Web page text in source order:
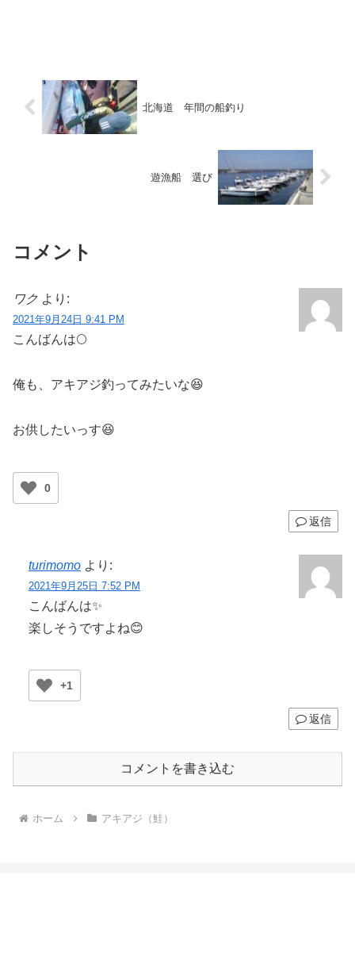
北海道 年間の船釣り
遊漁船 選び
コメント
ワク より:
2021年9月24日 9:41 PM
こんばんは🌕
俺も、アキアジ釣ってみたいな😆
お供したいっす😆
0
返信
turimomo より:
2021年9月25日 7:52 PM
こんばんは✨
楽しそうですよね😊
+1
返信
コメントを書き込む
ホーム アキアジ（鮭）